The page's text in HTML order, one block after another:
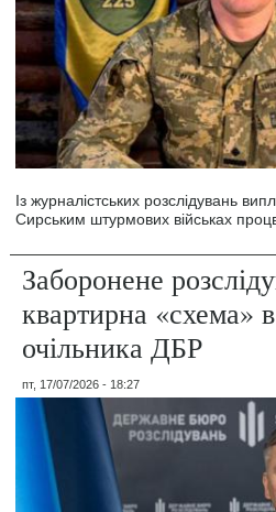
Із журналістських розслідувань
Сирським штурмових військах
Заборонене
квартирна «схема»
очільника ДБР
пт, 17/07/2026 - 18:27